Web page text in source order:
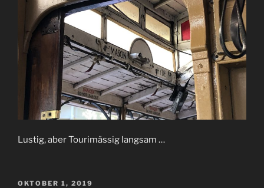
Lustig, aber Tourimässig langsam …
VERÖFFENTLICHT
OKTOBER 1, 2019